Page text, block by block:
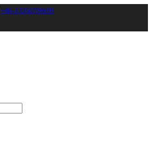
+86-13356799699